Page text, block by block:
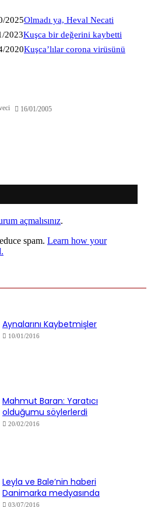
2025Olmadı ya, Heval Necati
2023Kuşca bir değerini kaybetti
2020Kuşca’lılar corona virüsünü
16/01/2005
açmalısınız.
spam. Learn how your
Aynalarını Kaybetmişler
10/01/2016
Mahmut Baran: Yaratıcı
olduğumu söylerlerdi
20/02/2016
Leyla ve Bale’nin haberi
Danimarka medyasında
03/07/2016